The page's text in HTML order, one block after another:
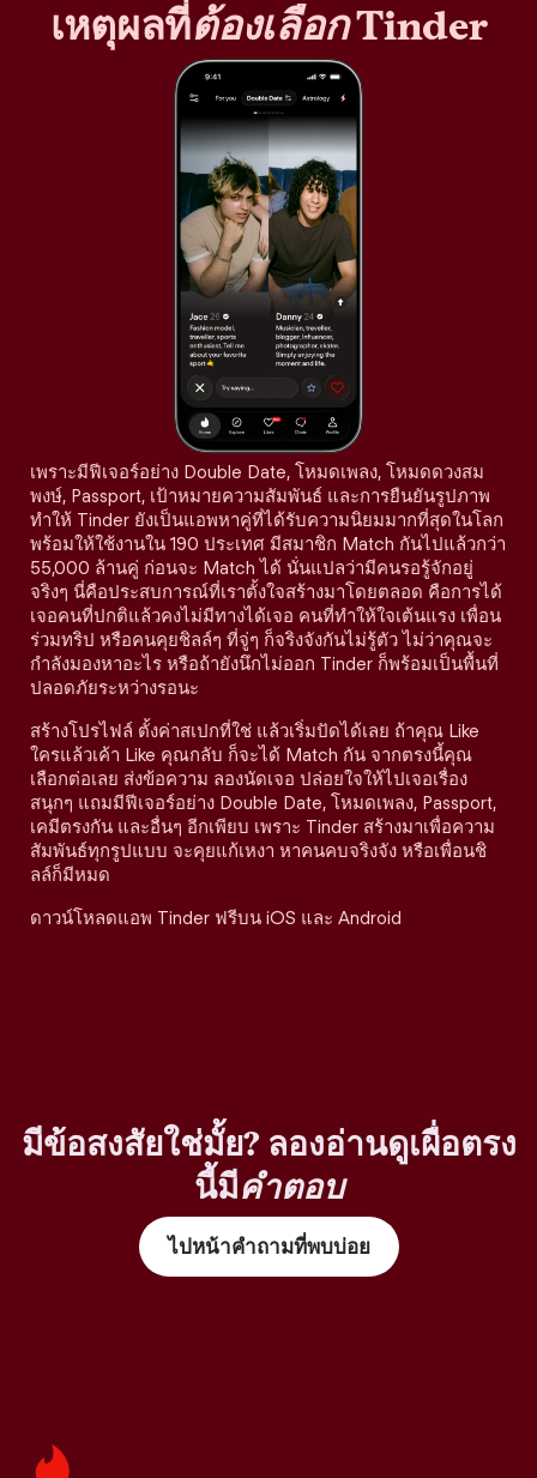
เหตุผลที่ต้องเลือกTinder
เพราะมีฟีเจอร์อย่าง Double Date, โหมดเพลง, โหมดดวงสม
พงษ์, Passport, เป้าหมายความสัมพันธ์ และการยืนยันรูปภาพ
ทำให้ Tinder ยังเป็นแอพหาคู่ที่ได้รับความนิยมมากที่สุดในโลก
พร้อมให้ใช้งานใน 190 ประเทศ มีสมาชิก Match กันไปแล้วกว่า
55,000 ล้านคู่ ก่อนจะ Match ได้ นั่นแปลว่ามีคนรอรู้จักอยู่
จริงๆ นี่คือประสบการณ์ที่เราตั้งใจสร้างมาโดยตลอด คือการได้
เจอคนที่ปกติแล้วคงไม่มีทางได้เจอ คนที่ทำให้ใจเต้นแรง เพื่อน
ร่วมทริป หรือคนคุยชิลล์ๆ ที่จู่ๆ ก็จริงจังกันไม่รู้ตัว ไม่ว่าคุณจะ
กำลังมองหาอะไร หรือถ้ายังนึกไม่ออก Tinder ก็พร้อมเป็นพื้นที่
ปลอดภัยระหว่างรอนะ
สร้างโปรไฟล์ ตั้งค่าสเปกที่ใช่ แล้วเริ่มปัดได้เลย ถ้าคุณ Like
ใครแล้วเค้า Like คุณกลับ ก็จะได้ Match กัน จากตรงนี้คุณ
เลือกต่อเลย ส่งข้อความ ลองนัดเจอ ปล่อยใจให้ไปเจอเรื่อง
สนุกๆ แถมมีฟีเจอร์อย่าง Double Date, โหมดเพลง, Passport,
เคมีตรงกัน และอื่นๆ อีกเพียบ เพราะ Tinder สร้างมาเพื่อความ
สัมพันธ์ทุกรูปแบบ จะคุยแก้เหงา หาคนคบจริงจัง หรือเพื่อนชิ
ลล์ก็มีหมด
ดาวน์โหลดแอพ Tinder ฟรีบน iOS และ Android
มีข้อสงสัยใช่มั้ย? ลองอ่านดูเผื่อตรง
นี้มีคำตอบ
ไปหน้าคำถามที่พบบ่อย